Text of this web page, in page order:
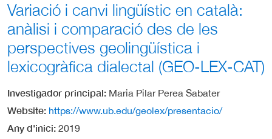
Variació i canvi lingüístic en català:
anàlisi i comparació des de les
perspectives geolingüística i
lexicogràfica dialectal (GEO-LEX-CAT)
Investigador principal Maria Pilar Perea Sabater
Website https://www.ub.edu/geolex/presentacio/
Any d'inici 2019